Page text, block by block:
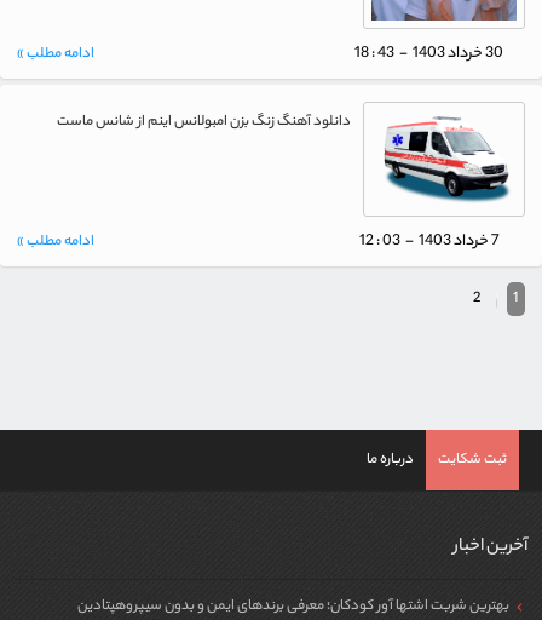
30 خرداد 1403 - 43 : 18 ادامه مطلب »
دانلود آهنگ زنگ بزن امبولانس اینم از شانس ماست
7 خرداد 1403 - 03 : 12 ادامه مطلب »
ثبت شکایت درباره ما
آخرین اخبار
بهترین شربت اشتها آور کودکان؛ معرفی برندهای ایمن و بدون سیپروهپتادین